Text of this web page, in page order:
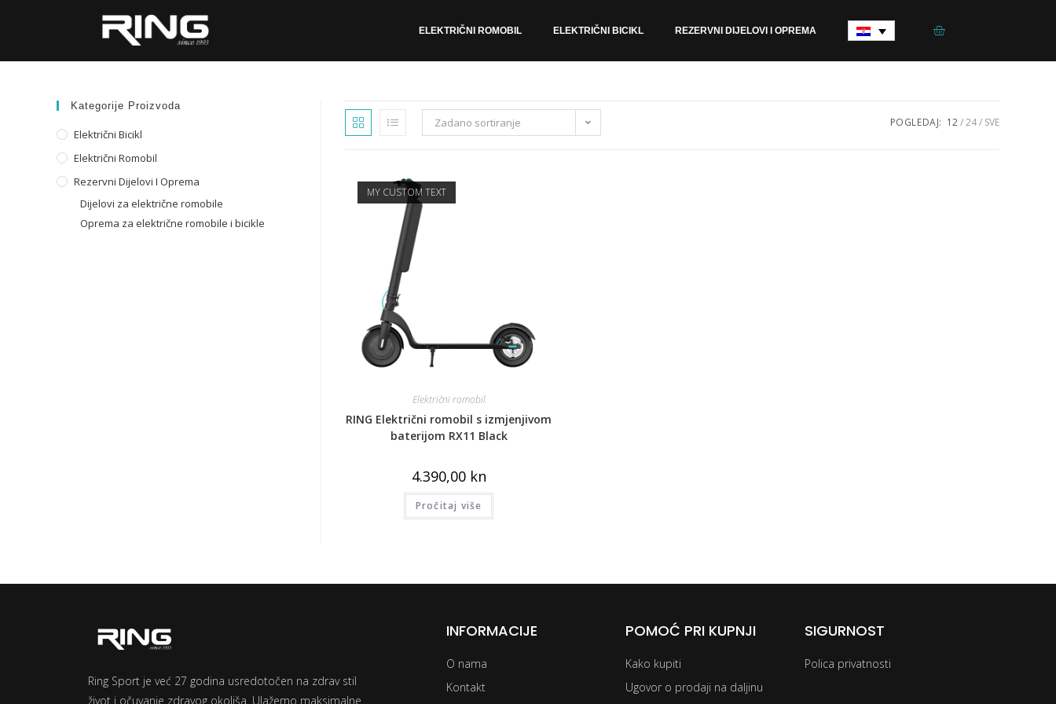
ELEKTRIČNI ROMOBIL ELEKTRIČNI BICIKL REZERVNI DIJELOVI I OPREMA
Zadano sortiranje POGLEDAJ: 12 24 SVE
MY CUSTOM TEXT
Električni romobil
RING Električni romobil s izmjenjivom
baterijom RX11 Black
4.390,00 kn
Pročitaj više
Kategorije Proizvoda
Električni Bicikl
Električni Romobil
Rezervni Dijelovi I Oprema
Dijelovi za električne romobile
Oprema za električne romobile i bicikle
Ring Sport je već 27 godina usredotočen na zdrav stil
život i očuvanje zdravog okoliša. Ulažemo maksimalne
INFORMACIJE
O nama
Kontakt
POMOĆ PRI KUPNJI
Kako kupiti
Ugovor o prodaji na daljinu
SIGURNOST
Polica privatnosti